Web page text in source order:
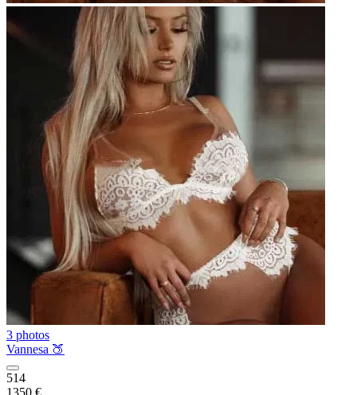
3 photos
Vannesa 🍑
514
1350 €